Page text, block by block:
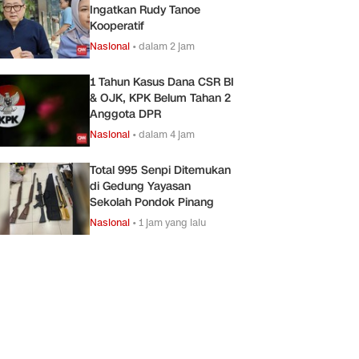
Ingatkan Rudy Tanoe
Kooperatif
Nasional •dalam 2 jam
1 Tahun Kasus Dana CSR BI
& OJK, KPK Belum Tahan 2
Anggota DPR
Nasional •dalam 4 jam
Total 995 Senpi Ditemukan
di Gedung Yayasan
Sekolah Pondok Pinang
Nasional •1 jam yang lalu